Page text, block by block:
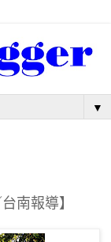
▼
南報導】